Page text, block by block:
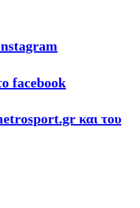
facebook
και του